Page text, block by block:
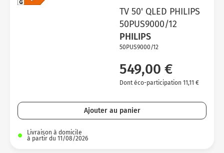
TV 50' QLED PHILIPS
50PUS9000/12
PHILIPS
50PUS9000/12
549,00 €
Dont éco-participation 11,11 €
Ajouter au panier
Livraison à domicile
à partir du 11/08/2026